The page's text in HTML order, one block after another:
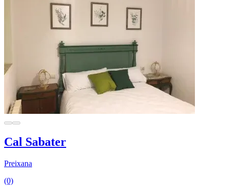
Cal Sabater
Preixana
(0)